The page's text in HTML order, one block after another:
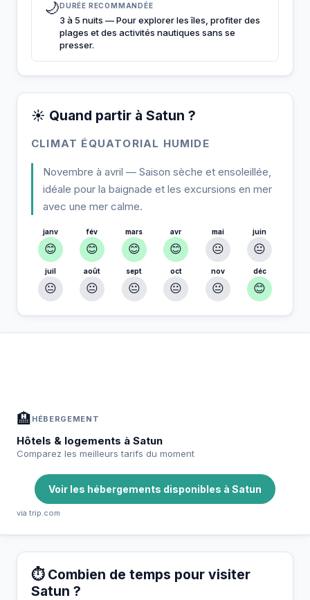
🌙DURÉE RECOMMANDÉE
3 à 5 nuits — Pour explorer les îles, profiter des
plages et des activités nautiques sans se
presser.
☀️ Quand partir à Satun ?
CLIMAT ÉQUATORIAL HUMIDE
Novembre à avril — Saison sèche et ensoleillée,
idéale pour la baignade et les excursions en mer
avec une mer calme.
janv
😊
fév
😊
mars
😊
avr
😊
mai
😐
juin
😐
juil
😐
août
😐
sept
😐
oct
😐
nov
😐
déc
😊
🏨 HÉBERGEMENT
Hôtels & logements à Satun
Comparez les meilleurs tarifs du moment
Voir les hébergements disponibles à Satun
via trip.com
⏱️ Combien de temps pour visiter
Satun ?